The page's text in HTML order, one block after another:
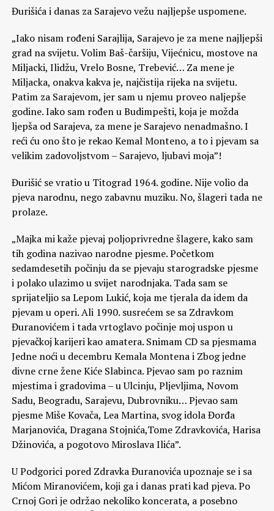
Đurišića i danas za Sarajevo vežu najljepše uspomene.
„Iako nisam rođeni Sarajlija, Sarajevo je za mene najljepši
grad na svijetu. Volim Baš-čaršiju, Vijećnicu, mostove na
Miljacki, Ilidžu, Vrelo Bosne, Trebević… Za mene je
Miljacka, onakva kakva je, najčistija rijeka na svijetu.
Patim za Sarajevom, jer sam u njemu proveo naljepše
godine. Iako sam rođen u Budimpešti, koja je možda
ljepša od Sarajeva, za mene je Sarajevo nenadmašno. I
reći ću ono što je rekao Kemal Monteno, a to i pjevam sa
velikim zadovoljstvom – Sarajevo, ljubavi moja”!
Đurišić se vratio u Titograd 1964. godine. Nije volio da
pjeva narodnu, nego zabavnu muziku. No, šlageri tada ne
prolaze.
„Majka mi kaže pjevaj poljoprivredne šlagere, kako sam
tih godina nazivao narodne pjesme. Početkom
sedamdesetih počinju da se pjevaju starogradske pjesme
i polako ulazimo u svijet narodnjaka. Tada sam se
sprijateljio sa Lepom Lukić, koja me tjerala da idem da
pjevam u operi. Ali 1990. susrećem se sa Zdravkom
Đuranovićem i tada vrtoglavo počinje moj uspon u
pjevačkoj karijeri kao amatera. Snimam CD sa pjesmama
Jedne noći u decembru Kemala Montena i Zbog jedne
divne crne žene Kiće Slabinca. Pjevao sam po raznim
mjestima i gradovima – u Ulcinju, Pljevljima, Novom
Sadu, Beogradu, Sarajevu, Dubrovniku… Pjevao sam
pjesme Miše Kovača, Lea Martina, svog idola Đorđa
Marjanovića, Dragana Stojnića,Tome Zdravkovića, Harisa
Džinovića, a pogotovo Miroslava Ilića”.
U Podgorici pored Zdravka Đuranovića upoznaje se i sa
Mićom Miranovićem, koji ga i danas prati kad pjeva. Po
Crnoj Gori je održao nekoliko koncerata, a posebno